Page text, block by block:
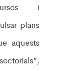
i
plans
aquests